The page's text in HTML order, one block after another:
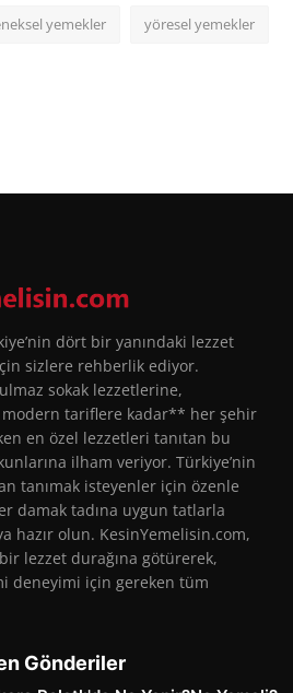
yemekler yöresel yemekler
dört bir yanındaki lezzet
sizlere rehberlik ediyor.
sokak lezzetlerine,
tariflere kadar** her şehir
en özel lezzetleri tanıtan bu
ilham veriyor. Türkiye’nin
tanımak isteyenler için özenle
damak tadına uygun tatlarla
hazır olun. KesinYemelisin.com,
lezzet durağına götürerek,
deneyimi için gereken tüm
Gönderiler